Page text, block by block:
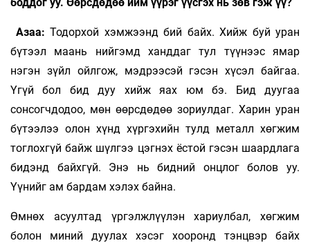
Азаа: Тодорхой хэмжээнд бий байх. Хийж буй уран
бүтээл маань нийгэмд ханддаг тул түүнээс ямар
нэгэн зүйл ойлгож, мэдрээсэй гэсэн хүсэл байгаа.
Үгүй бол бид дуу хийж яах юм бэ. Бид дуугаа
сонсогчдодоо, мөн өөрсдөдөө зориулдаг. Харин уран
бүтээлээ олон хүнд хүргэхийн тулд металл хөгжим
тоглохгүй байж шүлгээ цэгнэх ёстой гэсэн шаардлага
бидэнд байхгүй. Энэ нь бидний онцлог болов уу.
Үүнийг ам бардам хэлэх байна.
Өмнөх асуултад үргэлжлүүлэн хариулбал, хөгжим
болон миний дуулах хэсэг хооронд тэнцвэр байх